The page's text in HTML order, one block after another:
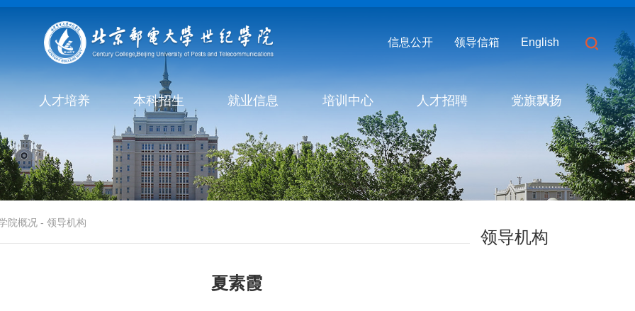
信息公开 领导信箱 English
人才培养 本科招生 就业信息 培训中心 人才招聘 党旗飘扬
院概况 - 领导机构
领导机构
夏素霞